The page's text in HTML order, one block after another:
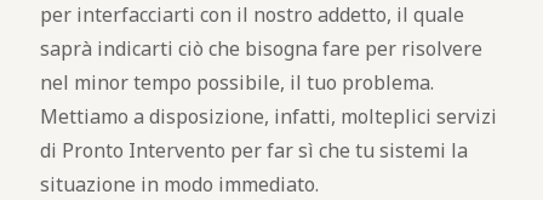
per interfacciarti con il nostro addetto, il quale
saprà indicarti ciò che bisogna fare per risolvere
nel minor tempo possibile, il tuo problema.
Mettiamo a disposizione, infatti, molteplici servizi
di Pronto Intervento per far sì che tu sistemi la
situazione in modo immediato.